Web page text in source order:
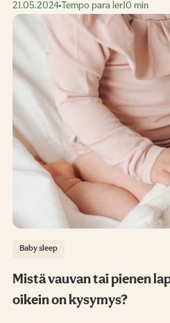
21.05.2024 Tempo para ler10 min
Baby sleep
Mistä vauvan tai pienen
oikein on kysymys?